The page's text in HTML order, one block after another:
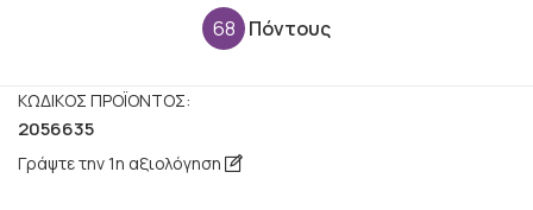
68 Πόντους
ΚΩΔΙΚΌΣ ΠΡΟΪΌΝΤΟΣ:
2056635
Γράψτε την 1η αξιολόγηση